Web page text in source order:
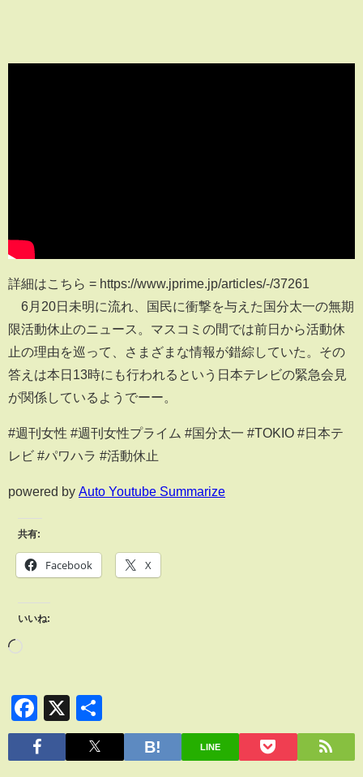
詳細はこちら = https://www.jprime.jp/articles/-/37261
6月20日未明に流れ、国民に衝撃を与えた国分太一の無期
限活動休止のニュース。マスコミの間では前日から活動休
止の理由を巡って、さまざまな情報が錯綜していた。その
答えは本日13時にも行われるという日本テレビの緊急会見
が関係しているようでーー。
#週刊女性 #週刊女性プライム #国分太一 #TOKIO #日本テ
レビ #パワハラ #活動休止
powered by Auto Youtube Summarize
共有:
Facebook X
いいね:
Facebook
X
有
LINE